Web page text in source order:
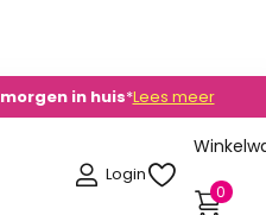
morgen in huis*Lees meer
morgen in huis
Login
0